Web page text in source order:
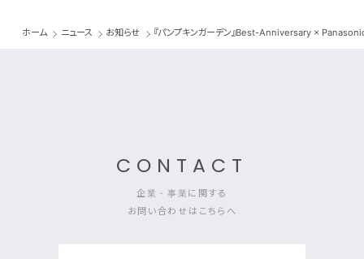
ホーム ニュース お知らせ 『パンプキンガーデン』Best-Anniversary ×
CONTACT
企業・事業に関する
お問い合わせはこちらへ